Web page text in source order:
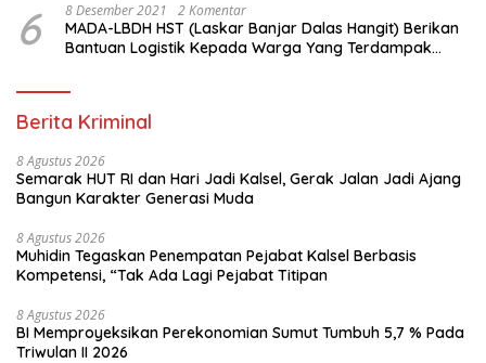
6 8 Desember 2021 2 Komentar
MADA-LBDH HST (Laskar Banjar Dalas Hangit) Berikan
Bantuan Logistik Kepada Warga Yang Terdampak
Berita Kriminal
8 Agustus 2026
Semarak HUT RI dan Hari Jadi Kalsel, Gerak Jalan Jadi Ajang
Bangun Karakter Generasi Muda
8 Agustus 2026
Muhidin Tegaskan Penempatan Pejabat Kalsel Berbasis
Kompetensi, “Tak Ada Lagi Pejabat Titipan
8 Agustus 2026
BI Memproyeksikan Perekonomian Sumut Tumbuh 5,7 % Pada
Triwulan II 2026